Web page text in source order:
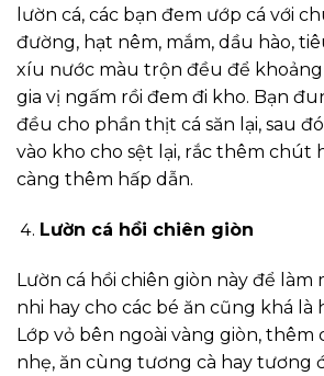
lườn cá, các bạn đem ướp cá với
đường, hạt nêm, mắm, dầu hào,
xíu nước màu trộn đều để
gia vị ngấm rồi đem đi kho. Bạn
đều cho phần thịt cá săn lại, sau
vào kho cho sệt lại, rắc thêm chút
càng thêm hấp dẫn.
Lườn cá hồi chiên giòn
Lườn cá hồi chiên giòn này để làm
nhi hay cho các bé ăn cũng khá là
Lớp vỏ bên ngoài vàng giòn,
nhẹ, ăn cùng tương cà hay tương